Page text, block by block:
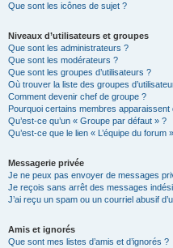
Que sont les icônes de sujet ?
Niveaux d’utilisateurs et groupes
Que sont les administrateurs ?
Que sont les modérateurs ?
Que sont les groupes d’utilisateurs ?
Où trouver la liste des groupes
Comment devenir chef de groupe ?
Pourquoi certains membres
Qu’est-ce qu’un « Groupe par défaut » ?
Qu’est-ce que le lien « L’équipe du forum
Messagerie privée
Je ne peux pas envoyer de messages
Je reçois sans arrêt des messages
J’ai reçu un spam ou un courriel abusif
Amis et ignorés
Que sont mes listes d’amis et d’ignorés ?